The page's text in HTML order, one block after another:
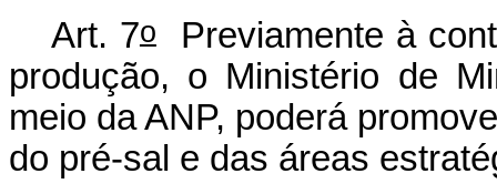
Art. 7oPreviamente à
produção, o Ministério de
meio da ANP, poderá
do pré-sal e das áreas